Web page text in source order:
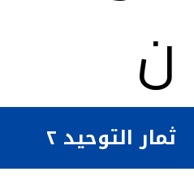
ثمار التوحيد ٢